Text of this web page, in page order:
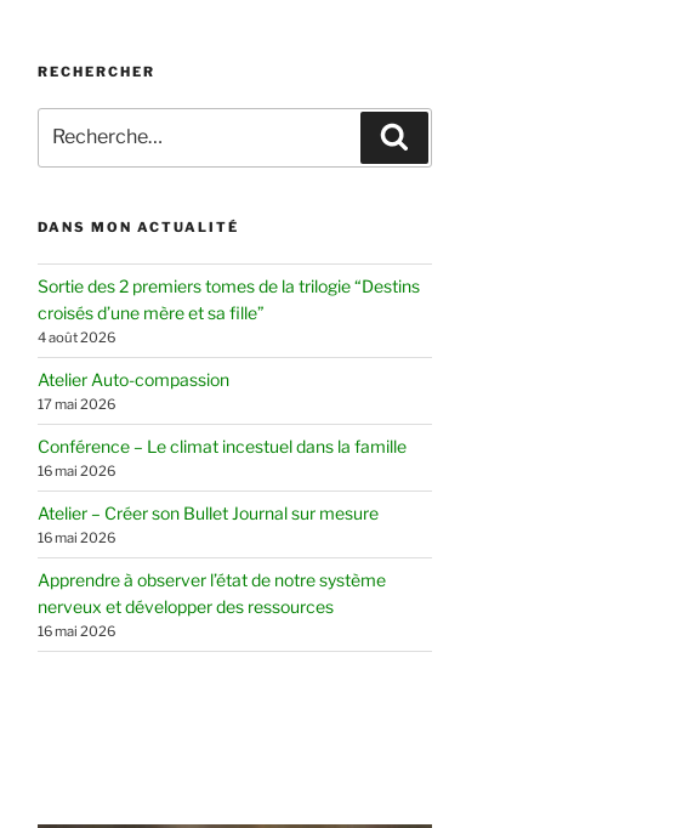
RECHERCHER
pour
:
DANS MON ACTUALITÉ
Sortie des 2 premiers tomes de la trilogie “Destins
croisés d’une mère et sa fille”
4 août 2026
Atelier Auto-compassion
17 mai 2026
Conférence – Le climat incestuel dans la famille
16 mai 2026
Atelier – Créer son Bullet Journal sur mesure
16 mai 2026
Apprendre à observer l’état de notre système
nerveux et développer des ressources
16 mai 2026